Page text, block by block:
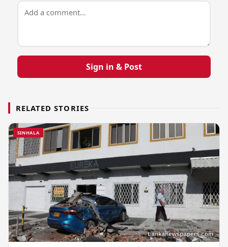
Sign in & Post
RELATED STORIES
SINHALA